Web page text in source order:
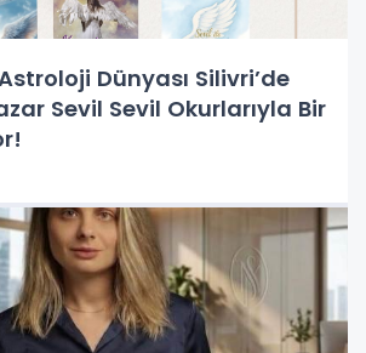
Dünyası Silivri’de
Sevil Sevil Okurlarıyla Bir